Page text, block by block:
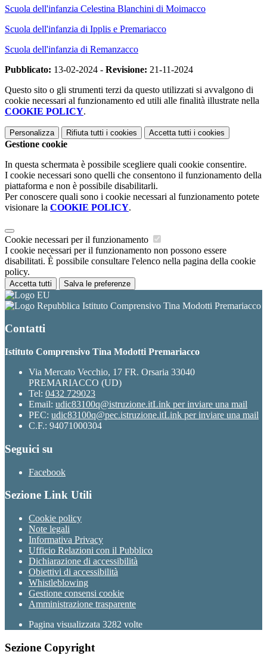
Scuola dell'infanzia Celestina Blanchini di Moimacco
Scuola dell'infanzia di Ipplis e Premariacco
Scuola dell'infanzia di Remanzacco
Pubblicato: 13-02-2024 - Revisione: 21-11-2024
Questo sito o gli strumenti terzi da questo utilizzati si avvalgono di
cookie necessari al funzionamento ed utili alle finalità illustrate nella
COOKIE POLICY.
Personalizza Rifiuta tutti i cookies Accetta tutti i cookies
Gestione cookie
In questa schermata è possibile scegliere quali cookie consentire.
I cookie necessari sono quelli che consentono il funzionamento della
piattaforma e non è possibile disabilitarli.
Per conoscere quali sono i cookie necessari al funzionamento potete
visionare la COOKIE POLICY.
Cookie necessari per il funzionamento
I cookie necessari per il funzionamento non possono essere
disabilitati. È possibile consultare l'elenco nella pagina della cookie
policy.
Accetta tutti Salva le preferenze
Istituto Comprensivo Tina Modotti Premariacco
Contatti
Istituto Comprensivo Tina Modotti Premariacco
Via Mercato Vecchio, 17 FR. Orsaria 33040
PREMARIACCO (UD)
Tel: 0432 729023
Email: udic83100q@istruzione.itLink per inviare una mail
PEC: udic83100q@pec.istruzione.itLink per inviare una mail
C.F.: 94071000304
Seguici su
Facebook
Sezione Link Utili
Cookie policy
Note legali
Informativa Privacy
Ufficio Relazioni con il Pubblico
Dichiarazione di accessibilità
Obiettivi di accessibilità
Whistleblowing
Gestione consensi cookie
Amministrazione trasparente
Pagina visualizzata 3282 volte
Sezione Copyright